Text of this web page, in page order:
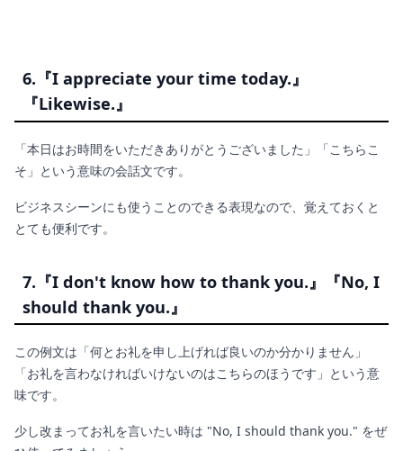
6.『I appreciate your time today.』
『Likewise.』
「本日はお時間をいただきありがとうございました」「こちらこ
そ」という意味の会話文です。
ビジネスシーンにも使うことのできる表現なので、覚えておくと
とても便利です。
7.『I don't know how to thank you.』『No, I
should thank you.』
この例文は「何とお礼を申し上げれば良いのか分かりません」
「お礼を言わなければいけないのはこちらのほうです」という意
味です。
少し改まってお礼を言いたい時は "No, I should thank you." をぜ